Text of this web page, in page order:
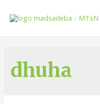
dhuha